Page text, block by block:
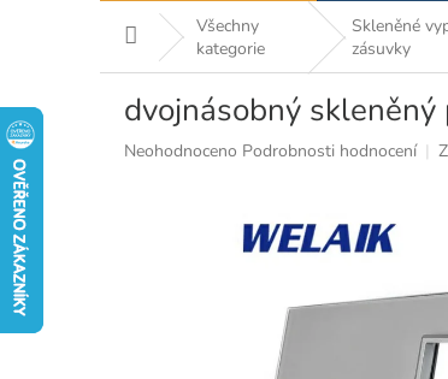
Domů Všechny
kategorie
Skleněné
zásuvky
dvojnásobný
Průměrné
Neohodnoceno Podrobnosti hodnocení